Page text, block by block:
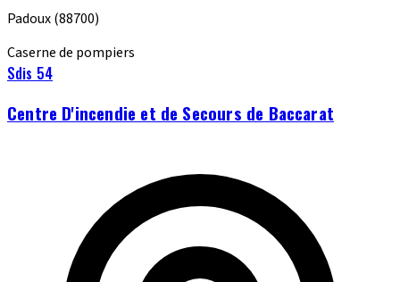
Padoux(88700)
Caserne de pompiers
Sdis 54
Centre D'incendie et de Secours de Baccarat